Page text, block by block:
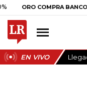
ORO COMPRA BANCO DE
EN VIVO